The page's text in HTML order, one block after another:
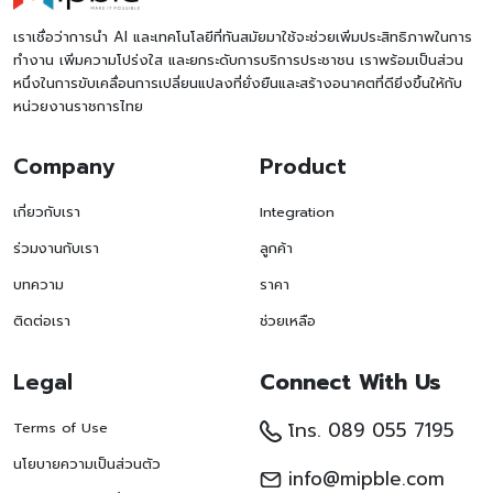
เราเชื่อว่าการนำ AI และเทคโนโลยีที่ทันสมัยมาใช้จะช่วยเพิ่มประสิทธิภาพในการ
ทำงาน เพิ่มความโปร่งใส และยกระดับการบริการประชาชน เราพร้อมเป็นส่วน
หนึ่งในการขับเคลื่อนการเปลี่ยนแปลงที่ยั่งยืนและสร้างอนาคตที่ดียิ่งขึ้นให้กับ
หน่วยงานราชการไทย
Company
เกี่ยวกับเรา
ร่วมงานกับเรา
บทความ
ติดต่อเรา
Product
Integration
ลูกค้า
ราคา
ช่วยเหลือ
Legal
Terms of Use
นโยบายความเป็นส่วนตัว
Connect With Us
โทร. 089 055 7195
info@mipble.com